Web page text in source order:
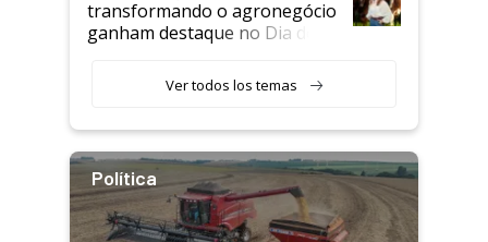
transformando o agronegócio
ganham destaque no Dia do
Ver todos los temas
Política